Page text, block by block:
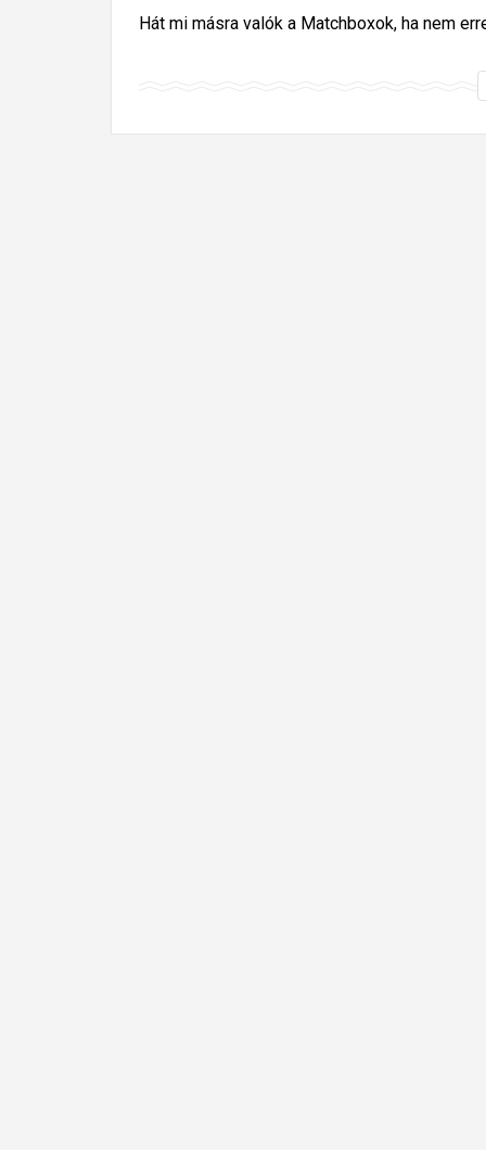
Hát mi másra valók a Matchboxok, ha nem